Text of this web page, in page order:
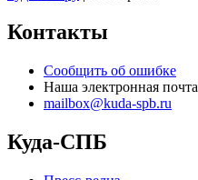
Контакты
Сообщить об ошибке
Наша электронная почта
mailbox@kuda-spb.ru
Куда-СПБ